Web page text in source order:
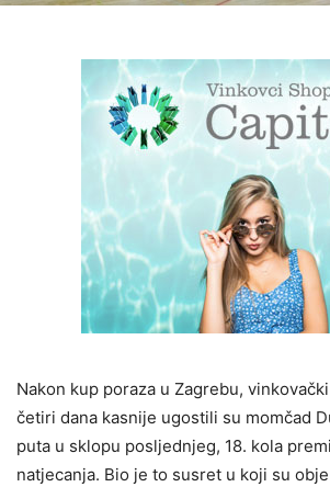
Nakon kup poraza u Zagrebu,
četiri dana kasnije ugostili su momčad
puta u sklopu posljednjeg, 18. kola
natjecanja. Bio je to susret u koji su